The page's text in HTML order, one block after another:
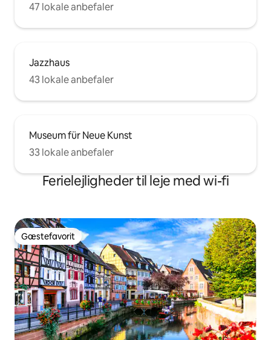
47 lokale anbefaler
Jazzhaus
43 lokale anbefaler
Museum für Neue Kunst
33 lokale anbefaler
Ferielejligheder til leje med wi-fi
Gæstefavorit
Gæstefavorit